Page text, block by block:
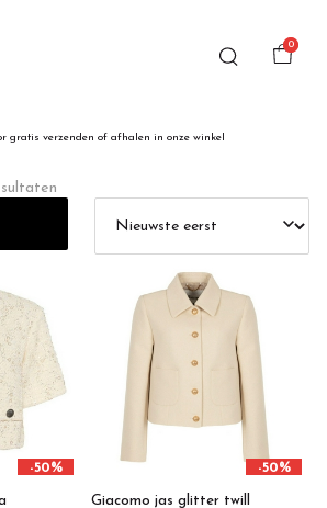
0
gratis verzenden of afhalen in onze winkel
-50% -50%
Giacomo jas glitter twill